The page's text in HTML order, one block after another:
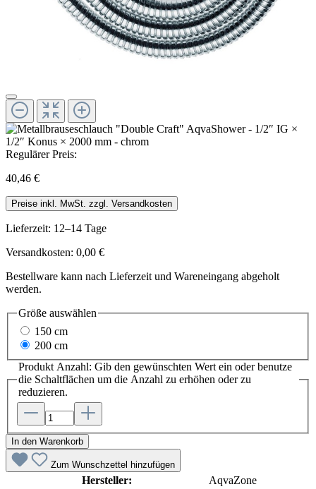
Regulärer Preis:
40,46 €
Preise inkl. MwSt. zzgl. Versandkosten
Lieferzeit: 12–14 Tage
Versandkosten: 0,00 €
Bestellware kann nach Lieferzeit und Wareneingang abgeholt
werden.
Größe auswählen
150 cm
200 cm
Produkt Anzahl: Gib den gewünschten Wert ein oder benutze
die Schaltflächen um die Anzahl zu erhöhen oder zu
reduzieren.
In den Warenkorb
Zum Wunschzettel hinzufügen
Hersteller: AqvaZone